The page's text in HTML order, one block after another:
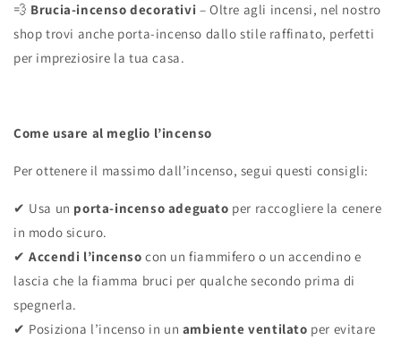
💨 Brucia-incenso decorativi – Oltre agli incensi, nel nostro
shop trovi anche porta-incenso dallo stile raffinato, perfetti
per impreziosire la tua casa.
Come usare al meglio l’incenso
Per ottenere il massimo dall’incenso, segui questi consigli:
✔ Usa un porta-incenso adeguato per raccogliere la cenere
in modo sicuro.
✔ Accendi l’incenso con un fiammifero o un accendino e
lascia che la fiamma bruci per qualche secondo prima di
spegnerla.
✔ Posiziona l’incenso in un ambiente ventilato per evitare